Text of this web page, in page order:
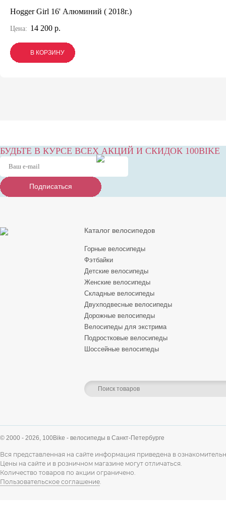
Hogger Girl 16' Алюминий ( 2018г.)
Цена: 14 200 р.
В КОРЗИНУ
В КОРЗИНУ
В КОРЗИНУ
БУДЬТЕ В КУРСЕ ВСЕХ АКЦИЙ И СКИДОК 100BIKE
Подписаться
Подписаться
Подписаться
Каталог велосипедов
Горные велосипеды
Фэтбайки
Детские велосипеды
Женские велосипеды
Складные велосипеды
Двухподвесные велосипеды
Дорожные велосипеды
Велосипеды для экстрима
Подростковые велосипеды
Шоссейные велосипеды
© 2000 - 2026, 100Bike - велосипеды в Санкт-Петербурге
Вся представленная на сайте информация приведена в
Цены на сайте и в розничном магазине могут отличаться.
Количество товаров по акции ограничено.
Пользовательское соглашение.